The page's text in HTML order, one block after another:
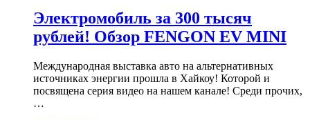
Электромобиль за 300 тысяч
рублей! Обзор FENGON EV MINI
Международная выставка авто на альтернативных
источниках энергии прошла в Хайкоу! Которой и
посвящена серия видео на нашем канале! Среди прочих,
…